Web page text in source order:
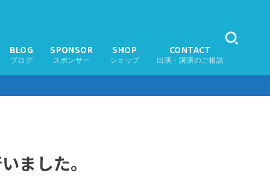
BLOG
ブログ
SPONSOR
スポンサー
SHOP
ショップ
CONTACT
出演・講演のご相談
ました。